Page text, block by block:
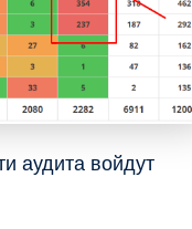
аудита войдут